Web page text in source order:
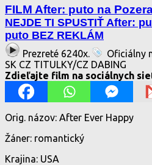
FILM After: puto na
NEJDE TI SPUSTIŤ After:
puto BEZ REKLÁM
Prezreté 6240x.
Oficiálny
SK CZ TITULKY/CZ DABING
Zdieľajte film na sociálnych
Orig. názov: After Ever Happy
Žáner: romantický
Krajina: USA